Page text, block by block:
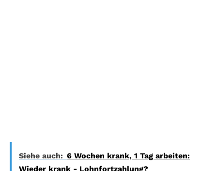
Siehe auch: 6 Wochen krank, 1 Tag arbeiten:
Wieder krank - Lohnfortzahlung?